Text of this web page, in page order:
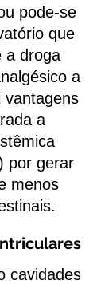
pode-se
que
a droga
a
vantagens
a
por gerar
menos
cavidades